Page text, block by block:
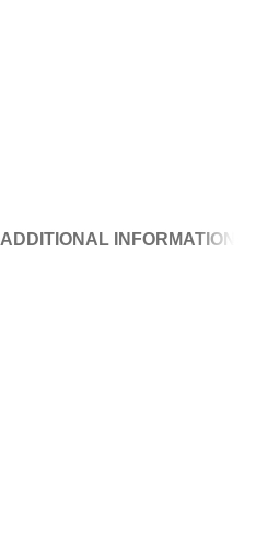
ADDITIONAL INFORMATION